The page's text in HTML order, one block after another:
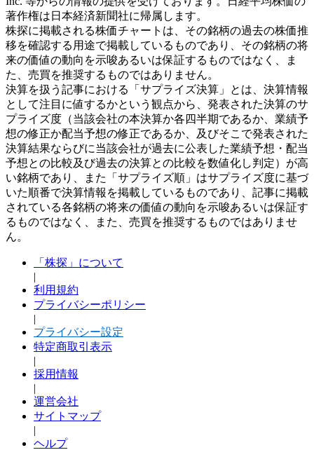
著作権は日本経済新聞社に帰属します。
株探に掲載される株価チャートは、その銘柄の過去の株価推
移を確認する用途で掲載しているものであり、その銘柄の将
来の価値の動向を示唆あるいは保証するものではなく、ま
た、売買を推奨するものではありません。
決算を扱う記事における「サプライズ決算」とは、決算情報
として注目に値するかという観点から、発表された決算のサ
プライズ度（当該会社の本決算か各四半期であるか、業績予
想の修正か配当予想の修正であるか、及びそこで発表された
決算結果ならびに当該会社が過去に公表した業績予想・配当
予想との比較及び過去の決算との比較を数値化し判定）が高
い銘柄であり、また「サプライズ順」はサプライズ度に基づ
いた順番で決算情報を掲載しているものであり、記事に掲載
されている各銘柄の将来の価値の動向を示唆あるいは保証す
るものではなく、また、売買を推奨するものではありませ
ん。
「株探」について
|
利用規約
プライバシーポリシー
|
プライバシー設定
特定商取引表示
|
採用情報
|
運営会社
サイトマップ
|
ヘルプ